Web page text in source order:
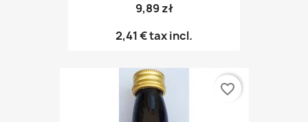
9,89 zł
2,41 €tax incl.
favorite_border